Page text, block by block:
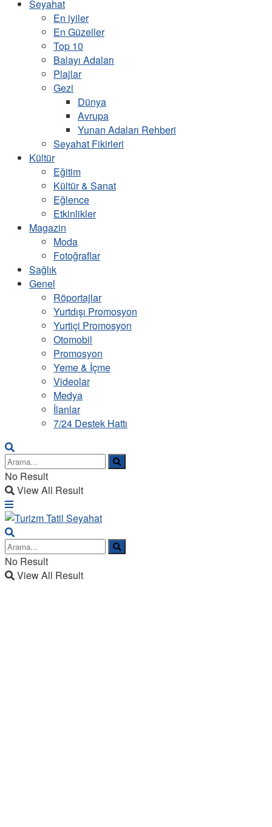
Seyahat
En iyiler
En Güzeller
Top 10
Balayı Adaları
Plajlar
Gezi
Dünya
Avrupa
Yunan Adaları Rehberi
Seyahat Fikirleri
Kültür
Eğitim
Kültür & Sanat
Eğlence
Etkinlikler
Magazin
Moda
Fotoğraflar
Sağlık
Genel
Röportajlar
Yurtdışı Promosyon
Yurtiçi Promosyon
Otomobil
Promosyon
Yeme & İçme
Videolar
Medya
İlanlar
7/24 Destek Hattı
No Result
View All Result
No Result
View All Result